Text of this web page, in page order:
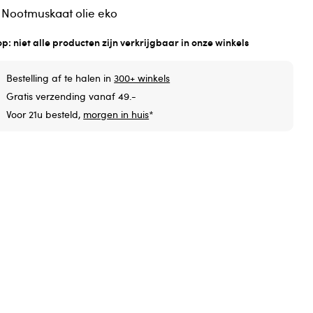
olie eko
niet alle producten zijn verkrijgbaar in onze winkels
Bestelling af te halen in300+ winkels
Gratis verzending vanaf 49.-
Voor 21u besteld, morgen in huis*